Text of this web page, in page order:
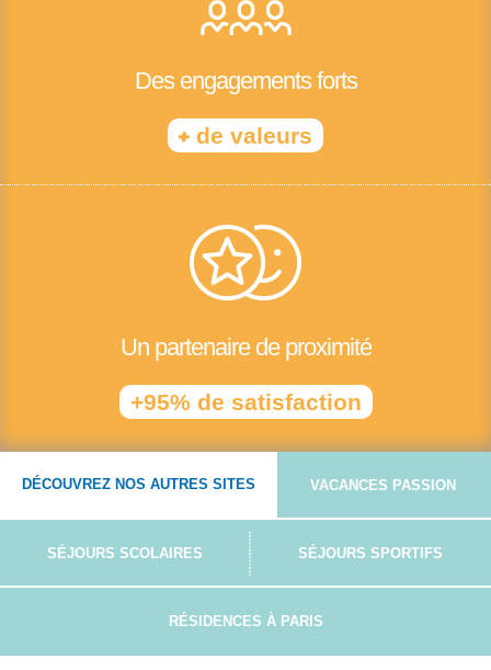
Des engagements forts
+ de valeurs
Un partenaire de proximité
+95% de satisfaction
DÉCOUVREZ NOS AUTRES SITES VACANCES PASSION
SÉJOURS SCOLAIRES SÉJOURS SPORTIFS
RÉSIDENCES À PARIS